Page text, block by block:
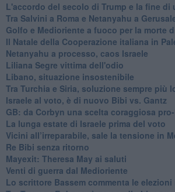
L'accordo del secolo di Trump e la fine di
Tra Salvini a Roma e Netanyahu a
Golfo e Medioriente a fuoco per la morte
Il Natale della Cooperazione italiana in
Netanyahu a processo, caos Israele
Liliana Segre vittima dell'odio
Libano, situazione insostenibile
Tra Turchia e Siria, soluzione sempre più
Israele al voto, è di nuovo Bibi vs. Gantz
GB: da Corbyn una scelta coraggiosa
La lunga estate di Israele prima del voto
Vicini all’irreparabile, sale la tensione in
Re Bibi senza ritorno
Mayexit: Theresa May ai saluti
Venti di guerra dal Medioriente
Lo scrittore Bassem commenta le elezioni